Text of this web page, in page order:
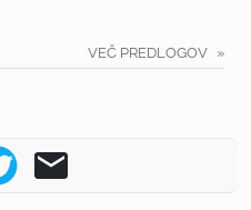
VEČ PREDLOGOV